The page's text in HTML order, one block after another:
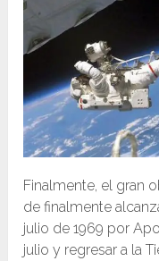
Finalmente, el gran
de finalmente
julio de 1969 por
julio y regresar a la